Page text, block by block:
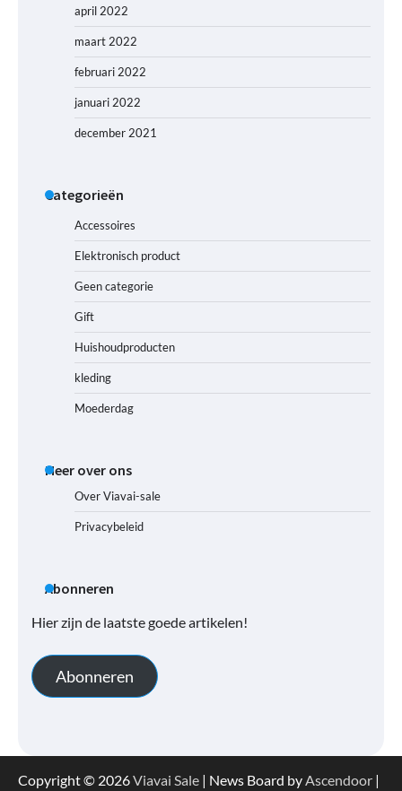
april 2022
maart 2022
februari 2022
januari 2022
december 2021
Categorieën
Accessoires
Elektronisch product
Geen categorie
Gift
Huishoudproducten
kleding
Moederdag
Meer over ons
Over Viavai-sale
Privacybeleid
Abonneren
Hier zijn de laatste goede artikelen!
Abonneren
Copyright © 2026Viavai Sale | News Board byAscendoor |